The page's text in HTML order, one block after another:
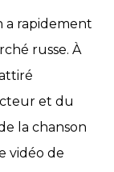
a rapidement
russe. À
et du
la chanson
vidéo de